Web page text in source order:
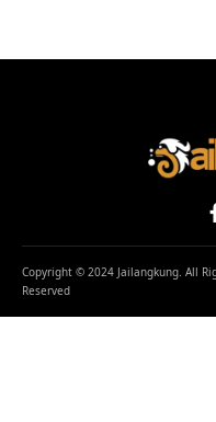
Copyright © 2024 Jailangkung. All
Reserved